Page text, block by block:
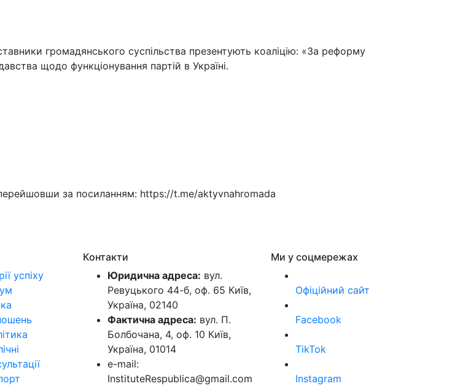
громадянського суспільства презентують коаліцію: «За реформу
щодо функціонування партій в Україні.
за посиланням: https://t.me/aktyvnahromada
успіху
Контакти
Юридична адреса: вул.
Ревуцького 44-б, оф. 65 Київ,
Україна, 02140
Фактична адреса: вул. П.
Болбочана, 4, оф. 10 Київ,
Україна, 01014
e-mail:
InstituteRespublica@gmail.com
Ми у соцмережах
Офіційний сайт
Facebook
TikTok
Instagram